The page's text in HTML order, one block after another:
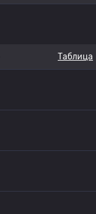
Таблица